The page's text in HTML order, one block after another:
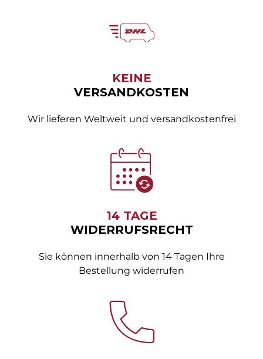
KEINE
VERSANDKOSTEN
Wir lieferen Weltweit und versandkostenfrei
14 TAGE
WIDERRUFSRECHT
Sie können innerhalb von 14 Tagen Ihre
Bestellung widerrufen